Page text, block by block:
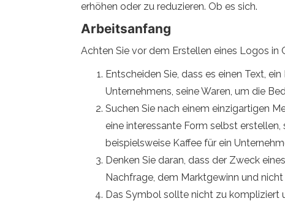
erhöhen oder zu reduzieren. Ob es sich.
Arbeitsanfang
Achten Sie vor dem Erstellen eines Logos in
Entscheiden Sie, dass es einen Text,
Unternehmens, seine Waren, um die
Suchen Sie nach einem einzigartigen
eine interessante Form selbst
beispielsweise Kaffee für ein
Denken Sie daran, dass der Zweck
Nachfrage, dem Marktgewinn und
Das Symbol sollte nicht zu kompliziert